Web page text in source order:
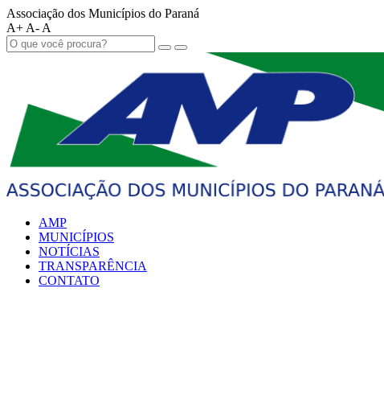
Associação dos Municípios do Paraná
A+ A- A
AMP
MUNICÍPIOS
NOTÍCIAS
TRANSPARÊNCIA
CONTATO